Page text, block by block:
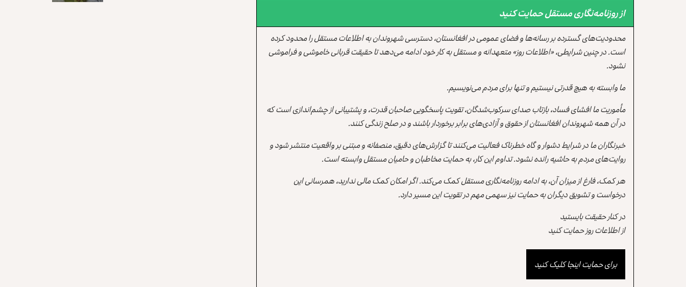
از روزنامه‌نگاری مستقل حمایت کنید
محدودیت‌های گسترده بر رسانه‌ها و فضای عمومی در افغانستان، دسترسی شهروندان به اطلاعات مستقل را محدود کرده
است. در چنین شرایطی، «اطلاعات روز» متعهدانه و مستقل به کار خود ادامه می‌دهد تا حقیقت قربانی خاموشی و فراموشی
نشود.
ما وابسته به هیچ قدرتی نیستیم و تنها برای مردم می‌نویسیم.
مأموریت ما افشای فساد، بازتاب صدای سرکوب‌شدگان، تقویت پاسخگویی صاحبان قدرت، و پشتیبانی از چشم‌اندازی است که
در آن همه شهروندان افغانستان از حقوق و آزادی‌های برابر برخوردار باشند و در صلح زندگی کنند.
خبرنگاران ما در شرایط دشوار و گاه خطرناک فعالیت می‌کنند تا گزارش‌های دقیق، منصفانه و مبتنی بر واقعیت منتشر شود و
روایت‌های مردم به حاشیه رانده نشود. تداوم این کار، به حمایت مخاطبان و حامیان مستقل وابسته است.
هر کمک، فارغ از میزان آن، به ادامه روزنامه‌نگاری مستقل کمک می‌کند. اگر امکان کمک مالی ندارید، همرسانی این
درخواست و تشویق دیگران به حمایت نیز سهمی مهم در تقویت این مسیر دارد.
در کنار حقیقت بایستید
از اطلاعات روز حمایت کنید
برای حمایت اینجا کلیک کنید